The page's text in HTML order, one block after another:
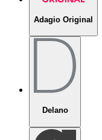
Adagio Original
Delano